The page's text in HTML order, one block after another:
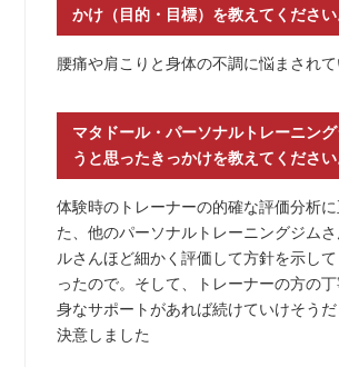
かけ（目的・目標）を教えてください
腰痛や肩こりと身体の不調に悩まされ
マタドール・パーソナルトレーニン
うと思ったきっかけを教えてください
体験時のトレーナーの的確な評価分析
た、他のパーソナルトレーニングジム
ルさんほど細かく評価して方針を示し
ったので。そして、トレーナーの方の
身なサポートがあれば続けていけそう
決意しました